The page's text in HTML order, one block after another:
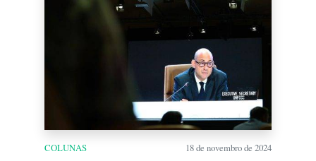
COLUNAS 18 de novembro de 2024